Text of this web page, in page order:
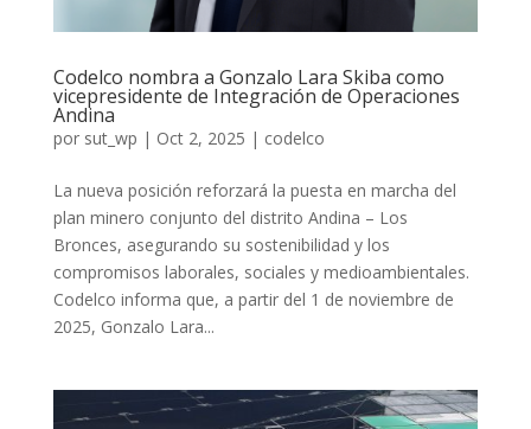
Codelco nombra a Gonzalo Lara Skiba como
vicepresidente de Integración de Operaciones
Andina
por sut_wp | Oct 2, 2025 | codelco
La nueva posición reforzará la puesta en marcha del
plan minero conjunto del distrito Andina – Los
Bronces, asegurando su sostenibilidad y los
compromisos laborales, sociales y medioambientales.
Codelco informa que, a partir del 1 de noviembre de
2025, Gonzalo Lara...